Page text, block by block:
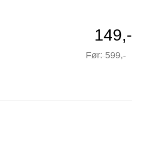
149,-
Før 599,-